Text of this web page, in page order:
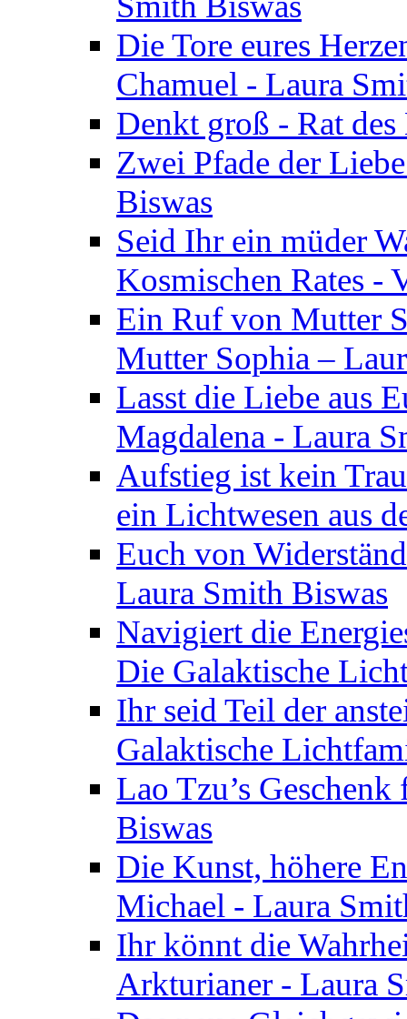
Die Tore eures
Chamuel - Laura
Denkt groß - Rat
Zwei Pfade der
Biswas
Seid Ihr ein müder
Kosmischen Rates -
Ein Ruf von Mutter
Mutter Sophia –
Lasst die Liebe aus
Magdalena - Laura
Aufstieg ist kein
ein Lichtwesen aus
Euch von
Laura Smith Biswas
Navigiert die
Die Galaktische
Ihr seid Teil der
Galaktische
Lao Tzu’s
Biswas
Die Kunst, höhere
Michael - Laura
Ihr könnt die
Arkturianer - Laura